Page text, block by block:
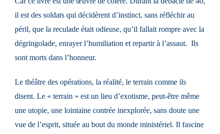
il est des soldats qui décidèrent d’instinct, sans réfléchir au
péril, que la reculade était odieuse, qu’il fallait rompre avec la
dégringolade, enrayer l’humiliation et repartir à l’assaut. Ils
sont morts dans l’honneur.
Le théâtre des opérations, la réalité, le terrain comme ils
disent. Le « terrain » est un lieu d’exotisme, peut-être même
une utopie, une lointaine contrée inexplorée, sans doute une
vue de l’esprit, située au bout du monde ministériel. Il fascine